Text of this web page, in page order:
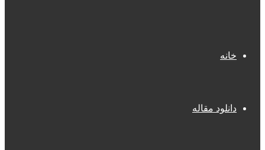
خانه
دانلود مقاله